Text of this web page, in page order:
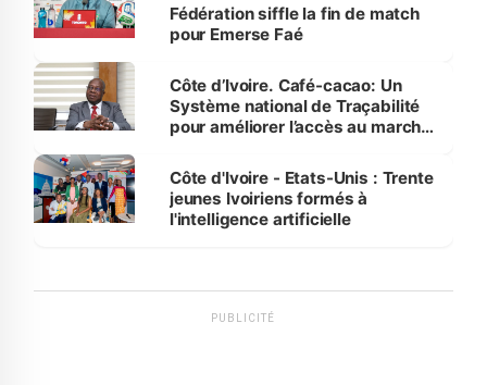
Fédération siffle la fin de match
pour Emerse Faé
Côte d’Ivoire. Café-cacao: Un
Système national de Traçabilité
pour améliorer l’accès au marché
Côte d'Ivoire - Etats-Unis : Trente
jeunes Ivoiriens formés à
l'intelligence artificielle
PUBLICITÉ